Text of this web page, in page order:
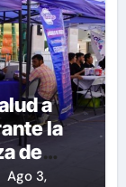
a
la
de
Ago 3,